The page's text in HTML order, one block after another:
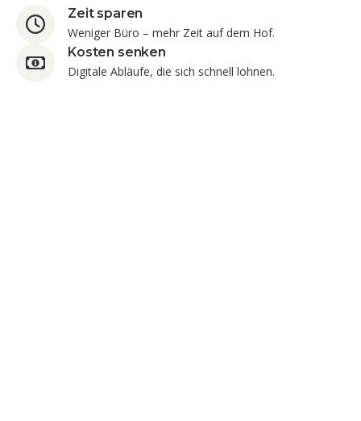
Zeit sparen
Weniger Büro – mehr Zeit auf dem Hof.
Kosten senken
Digitale Abläufe, die sich schnell lohnen.